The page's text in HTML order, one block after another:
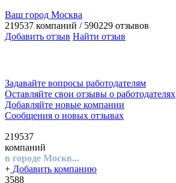
Ваш город Москва
219537 компаний / 590229 отзывов
Добавить отзыв Найти отзыв
Задавайте вопросы работодателям
Оставляйте свои отзывы о работодателях
Добавляйте новые компании
Сообщения о новых отзывах
219537
компаний
в городе Москв...
+ Добавить компанию
3588